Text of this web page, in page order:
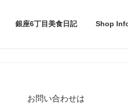
銀座6丁目美食日記 Shop
お問い合わせは